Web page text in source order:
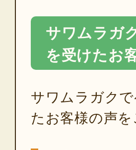
サワムラガ
を受けたお
サワムラガク
たお客様の声